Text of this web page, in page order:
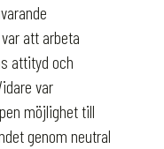
att arbeta
attityd och
var
möjlighet till
genom neutral